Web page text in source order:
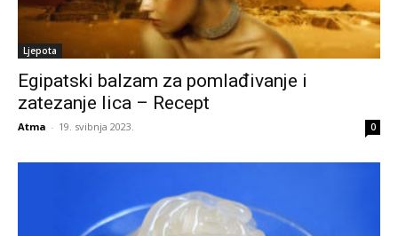
Ljepota
Egipatski balzam za pomlađivanje i
zatezanje lica – Recept
Atma - 19. svibnja 2023. 0